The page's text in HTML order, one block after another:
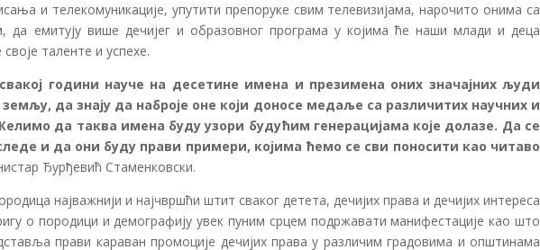
и телекомуникације, упутити препоруке свим телевизијама, нарочито онима са
да емитују више дечијег и образовног програма у којима ће наши млади и деца
таленте и успехе.
години науче на десетине имена и презимена оних значајних људи
да знају да наброје оне који доносе медаље са различитих научних и
да таква имена буду узори будућим генерацијама које долазе. Да се
и да они буду прави примери, којима ћемо се сви поносити као читаво
Ђурђевић Стаменковски.
најважнији и најчвршћи штит сваког детета, дечијих права и дечијих интереса
о породици и демографију увек пуним срцем подржавати манифестације као што
прави караван промоције дечијих права у различим градовима и општинама